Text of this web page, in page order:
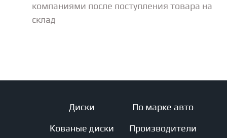
компаниями после поступления товара на
склад
Диски
Кованые диски
По марке авто
Производители